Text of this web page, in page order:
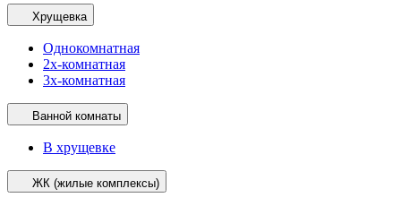
Хрущевка
Однокомнатная
2х-комнатная
3х-комнатная
Ванной комнаты
В хрущевке
ЖК (жилые комплексы)